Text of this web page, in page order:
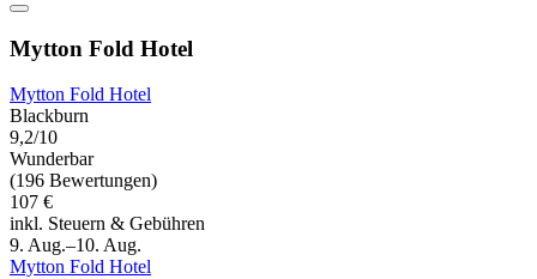
Mytton Fold Hotel
Mytton Fold Hotel
Blackburn
9,2/10
Wunderbar
(196 Bewertungen)
107 €
inkl. Steuern & Gebühren
9. Aug.–10. Aug.
Mytton Fold Hotel